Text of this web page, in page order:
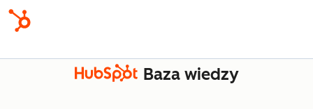
Baza wiedzy